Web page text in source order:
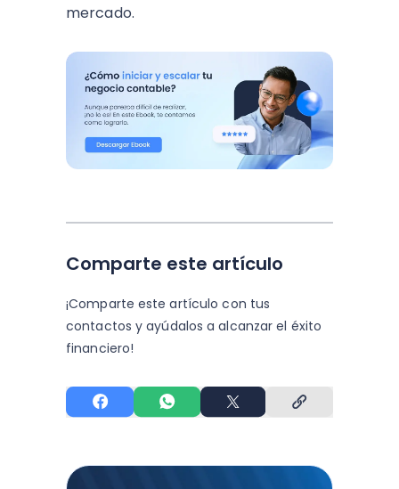
mercado.
Comparte este artículo
¡Comparte este artículo con tus
contactos y ayúdalos a alcanzar el éxito
financiero!